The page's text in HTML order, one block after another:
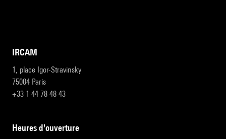
IRCAM
1, place Igor-Stravinsky
75004 Paris
+33 1 44 78 48 43
heures d'ouverture